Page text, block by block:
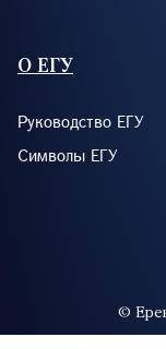
О ЕГУ
Руководство ЕГУ
Символы ЕГУ
©